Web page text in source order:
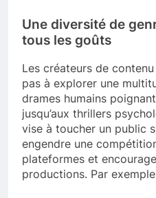
Une diversité de
tous les goûts
Les créateurs de
pas à explorer une
drames humains
jusqu’aux thrillers
vise à toucher un public
engendre une
plateformes et
productions. Par